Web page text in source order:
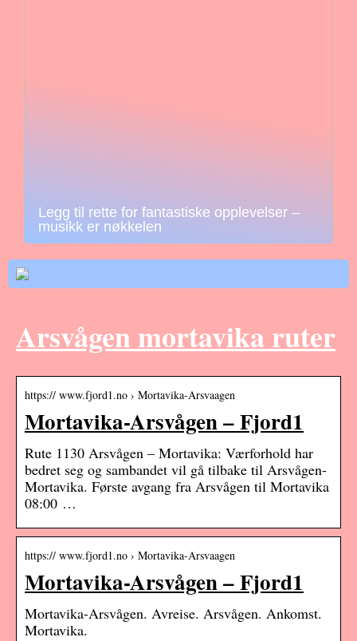
Legg til rette for fantastiske opplevelser –
musikk er nøkkelen
Arsvågen mortavika ruter
https:// www.fjord1.no › Mortavika-Arsvaagen
Mortavika-Arsvågen – Fjord1
Rute 1130 Arsvågen – Mortavika: Værforhold har
bedret seg og sambandet vil gå tilbake til Arsvågen-
Mortavika. Første avgang fra Arsvågen til Mortavika
08:00 …
https:// www.fjord1.no › Mortavika-Arsvaagen
Mortavika-Arsvågen – Fjord1
Mortavika-Arsvågen. Avreise. Arsvågen. Ankomst.
Mortavika.